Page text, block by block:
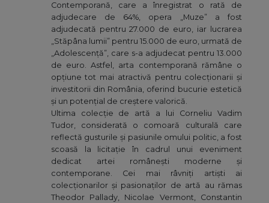
Contemporană, care a înregistrat o rată de
adjudecare de 64%, opera „Muze” a fost
adjudecată pentru 27.000 de euro, iar lucrarea
„Stăpâna lumii” pentru 15.000 de euro, urmată de
„Adolescență”, care s-a adjudecat pentru 13.000
de euro. Astfel, arta contemporană rămâne o
opțiune tot mai atractivă pentru colecționarii și
investitorii din România, oferind bucurie estetică
și un potențial de creștere valorică.
Ultima colecție de artă a lui Corneliu Vadim
Tudor, considerată o comoară culturală care
reflectă gusturile și pasiunile omului politic, a fost
scoasă la licitație în cadrul unui eveniment
dedicat artei românești moderne și
contemporane. Cei mai râvniți artiști ai
colecționarilor și pasionaților de artă au rămas
Theodor Pallady, Nicolae Vermont, Constantin